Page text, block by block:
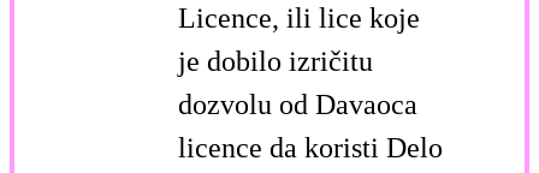
Licence, ili lice koje
je dobilo izričitu
dozvolu od Davaoca
licence da koristi Delo